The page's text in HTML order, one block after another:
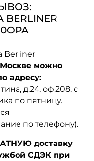
Berliner
можно
адресу:
д.24, оф.208. с
по пятницу.
по телефону).
доставку
СДЭК при